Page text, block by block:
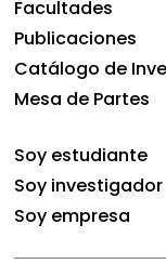
Facultades
Publicaciones
Catálogo de
Mesa de Partes
Soy estudiante
Soy investigador
Soy empresa